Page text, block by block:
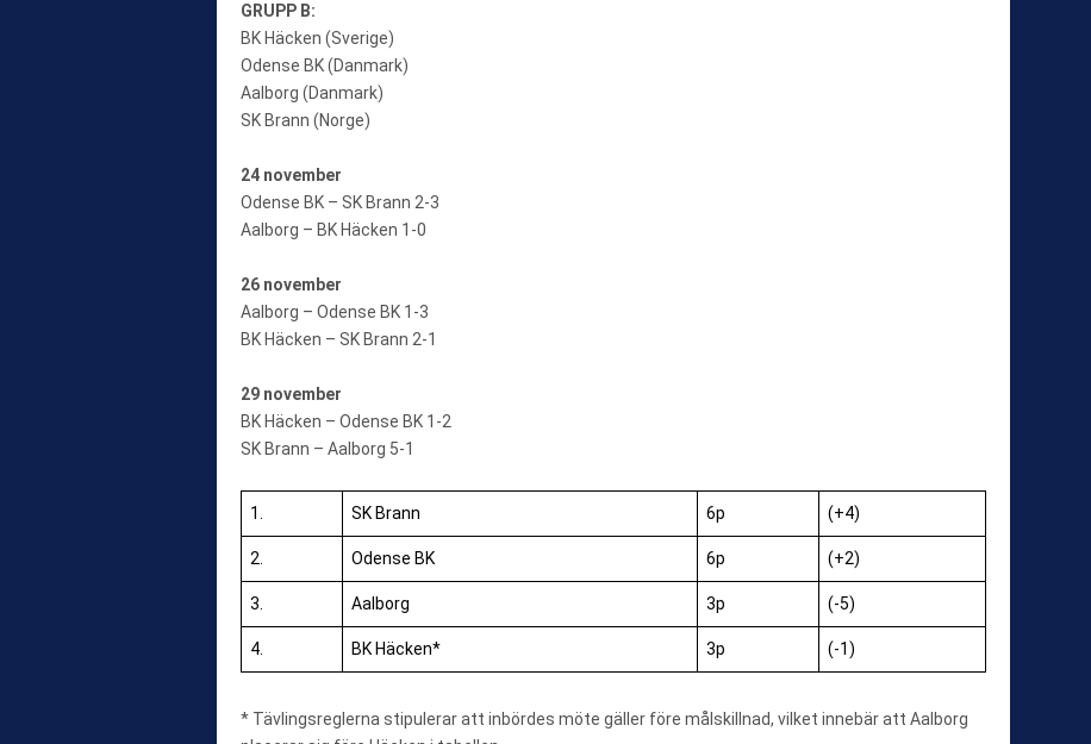
GRUPP B:
BK Häcken (Sverige)
Odense BK (Danmark)
Aalborg (Danmark)
SK Brann (Norge)
24 november
Odense BK – SK Brann 2-3
Aalborg – BK Häcken 1-0
26 november
Aalborg – Odense BK 1-3
BK Häcken – SK Brann 2-1
29 november
BK Häcken – Odense BK 1-2
SK Brann – Aalborg 5-1
1. SK Brann 6p (+4)
2. Odense BK 6p (+2)
3. Aalborg 3p (-5)
4. BK Häcken* 3p (-1)
* Tävlingsreglerna stipulerar att inbördes möte gäller före målskillnad, vilket innebär att Aalborg